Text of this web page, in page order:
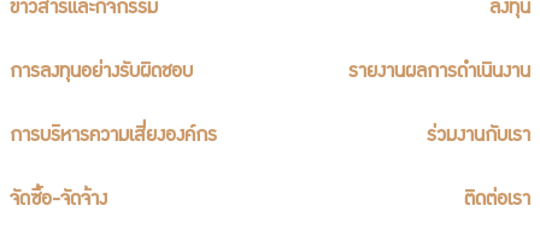
ข่าวสารและกิจกรรม ลงทุน
การลงทุนอย่างรับผิดชอบ รายงานผลการดำเนินงาน
การบริหารความเสี่ยงองค์กร ร่วมงานกับเรา
จัดซื้อ-จัดจ้าง ติดต่อเรา